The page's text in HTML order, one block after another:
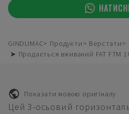
GINDUMAC Продукти
Верстати
➤ Продається вживаний FAT FTM
Показати мовою оригіналу
Цей 3-осьовий